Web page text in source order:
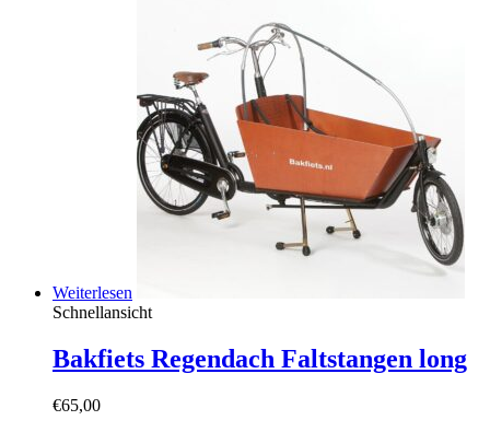
Weiterlesen
Schnellansicht
Bakfiets Regendach Faltstangen long
€65,00